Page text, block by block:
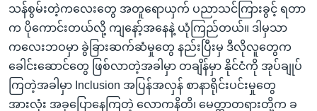
သန်စွမ်းတဲ့ကလေးတွေ အတူရောယှက် ပညာသင်ကြားခွင့် ရတာ
က ပိုကောင်းတယ်လို့ ကျနော့်အနေနဲ့ ယုံကြည်တယ်။ ဒါမှသာ
ကလေးဘဝမှာ ခွဲခြားဆက်ဆံမှုတွေ နည်းပြီးမှ ဒီလိုလူတွေက
ခေါင်းဆောင်တွေ ဖြစ်လာတဲ့အခါမှာ တချိန်မှာ နိုင်ငံကို အုပ်ချုပ်
ကြတဲ့အခါမှာ Inclusion အပြန်အလှန် စာနာရိုင်းပင်းမှုတွေ
အားလုံး အခုပြောနေကြတဲ့ လောကနိတိ၊ မေတ္တာတရားတို့က ခ